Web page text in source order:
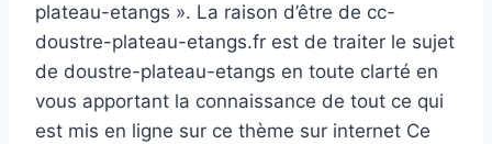
plateau-etangs ». La raison d’être de cc-
doustre-plateau-etangs.fr est de traiter le sujet
de doustre-plateau-etangs en toute clarté en
vous apportant la connaissance de tout ce qui
est mis en ligne sur ce thème sur internet Ce